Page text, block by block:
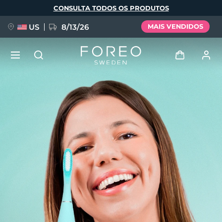
principal
CONSULTA TODOS OS PRODUTOS
US 8/13/26 MAIS VENDIDOS
Perfil de usuário
Meus aparelhos
Meus pedidos
Meus endereços
As minhas subscrições
NOVIDADE
FAQ™ Pure Beauty-Tech Elixir
BREAKING NEWS
issa™ Teeth Whitening Set
Deutsch
Español
Français
Italiano
Português
Svenska
Русский
简体中文 繁體中文